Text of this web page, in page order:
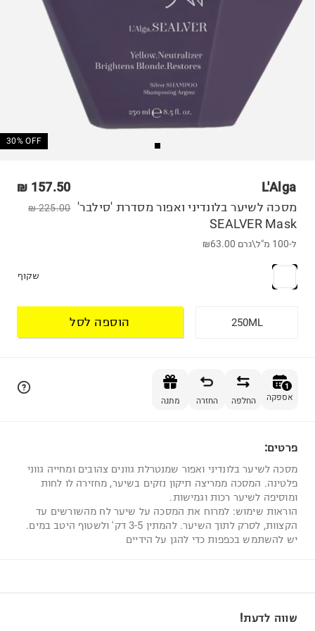
30% OFF
L'Alga
157.50 ₪
225.00 ₪
מסכה לשיער בלונדיני ואפור מסדרת 'סילבר'
SEALVER Mask
₪63.00 ל-100 מ"ל\גרם
שקוף
250ML הוספה לסל
1
אספקה החלפה החזרה מתנה
פרטים:
מסכה לשיער בלונדיני ואפור שמנטרלת גוונים צהובים ומחייה גווני
פלטינה. המסכה ממריצה תיקון נזקים בשיער, מחזירה לו לחות
ומוסיפה לשיער רכות וגמישות.
הוראות שימוש: למרוח את המסכה על שיער לח מהשורשים עד
הקצוות, לסרק לתוך השיער. להמתין 3-5 דק' ולשטוף היטב במים.
יש להשתמש בכפפות כדי להגן על הידיים
שווה לדעת!